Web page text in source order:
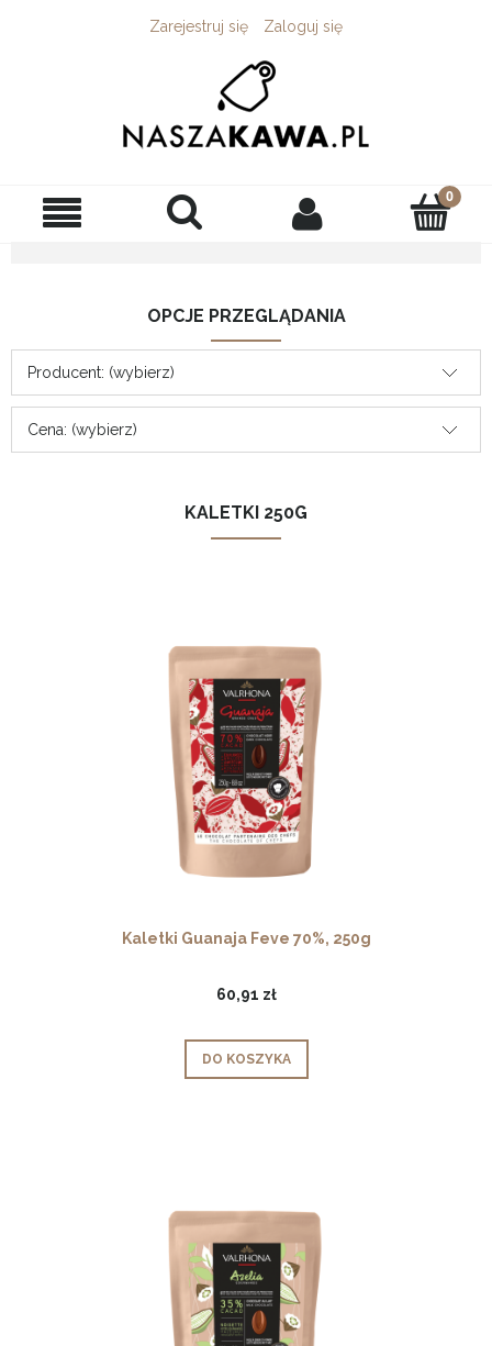
Zarejestruj się Zaloguj się
OPCJE PRZEGLĄDANIA
Producent: (wybierz)
Cena: (wybierz)
KALETKI 250G
Kaletki Guanaja Feve 70%, 250g
60,91 zł
DO KOSZYKA